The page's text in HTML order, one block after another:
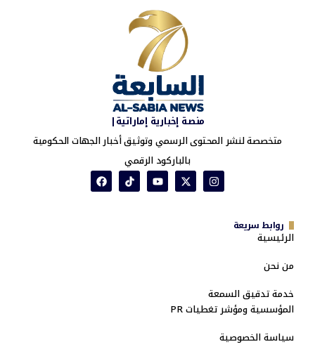
منصة إخبارية إماراتية|
متخصصة لنشر المحتوى الرسمي وتوثيق أخبار الجهات الحكومية
بالباركود الرقمي
روابط سريعة
الرئيسية
من نحن
خدمة تدقيق السمعة
المؤسسية ومؤشر تغطيات PR
سياسة الخصوصية